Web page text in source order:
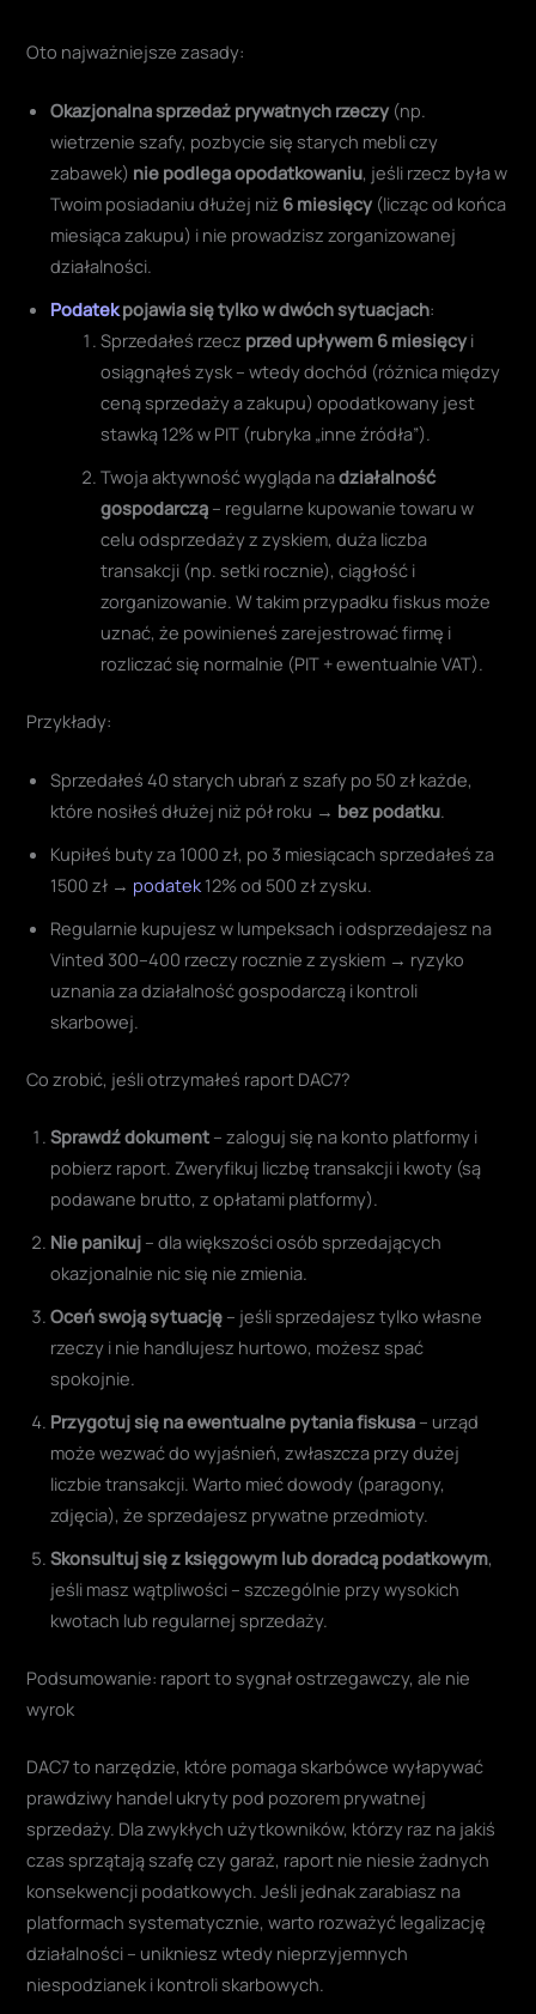
wietrzenie szafy, pozbycie się starych mebli czy
zabawek)nie podlega opodatkowaniu , jeśli rzecz była w
Twoim posiadaniu dłużej niż6 miesięcy(licząc od końca
miesiąca zakupu) i nie prowadzisz zorganizowanej
działalności.
Podatekpojawia się tylko w dwóch sytuacjach
Sprzedałeś rzeczprzed upływem 6 miesięcy
osiągnąłeś zysk – wtedy dochód (różnica między
ceną sprzedaży a zakupu) opodatkowany jest
stawką 12% w PIT (rubryka „inne źródła”).
Twoja aktywność wygląda na działalność
gospodarczą– regularne kupowanie towaru w
celu odsprzedaży z zyskiem, duża liczba
transakcji (np. setki rocznie), ciągłość i
zorganizowanie. W takim przypadku fiskus może
uznać, że powinieneś zarejestrować firmę i
rozliczać się normalnie (PIT + ewentualnie VAT).
które nosiłeś dłużej niż pół roku →bez podatku.
Kupiłeś buty za 1000 zł, po 3 miesiącach sprzedałeś za
1500 zł →podatek12% od 500 zł zysku.
Regularnie kupujesz w lumpeksach i odsprzedajesz na
Vinted 300–400 rzeczy rocznie z zyskiem → ryzyko
uznania za działalność gospodarczą i kontroli
skarbowej.
pobierz raport. Zweryfikuj liczbę transakcji i kwoty (są
podawane brutto, z opłatami platformy).
Nie panikuj– dla większości osób sprzedających
okazjonalnie nic się nie zmienia.
Oceń swoją sytuację– jeśli sprzedajesz tylko własne
rzeczy i nie handlujesz hurtowo, możesz spać
spokojnie.
Przygotuj się na ewentualne pytania fiskusa
może wezwać do wyjaśnień, zwłaszcza przy dużej
liczbie transakcji. Warto mieć dowody (paragony,
zdjęcia), że sprzedajesz prywatne przedmioty.
Skonsultuj się z księgowym lub doradcą podatkowym
jeśli masz wątpliwości – szczególnie przy wysokich
kwotach lub regularnej sprzedaży.
wyrok
prawdziwy handel ukryty pod pozorem prywatnej
sprzedaży. Dla zwykłych użytkowników, którzy raz na jakiś
czas sprzątają szafę czy garaż, raport nie niesie żadnych
konsekwencji podatkowych. Jeśli jednak zarabiasz na
platformach systematycznie, warto rozważyć legalizację
działalności – unikniesz wtedy nieprzyjemnych
niespodzianek i kontroli skarbowych.